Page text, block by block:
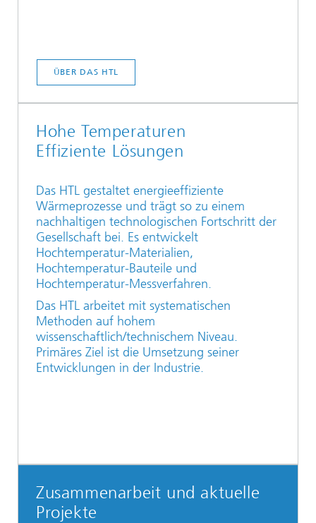
ÜBER DAS HTL
Hohe Temperaturen
Effiziente Lösungen
Das HTL gestaltet energieeffiziente
Wärmeprozesse und trägt so zu einem
nachhaltigen technologischen Fortschritt der
Gesellschaft bei. Es entwickelt
Hochtemperatur-Materialien,
Hochtemperatur-Bauteile und
Hochtemperatur-Messverfahren.
Das HTL arbeitet mit systematischen
Methoden auf hohem
wissenschaftlich/technischem Niveau.
Primäres Ziel ist die Umsetzung seiner
Entwicklungen in der Industrie.
Zusammenarbeit und aktuelle
Projekte